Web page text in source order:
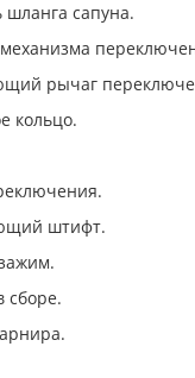
шланга сапуна.
рычаг
кольцо.
штифт.